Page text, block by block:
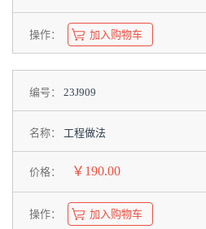
操作： 加入购物车
编号： 23J909
名称： 工程做法
价格： ￥190.00
操作： 加入购物车